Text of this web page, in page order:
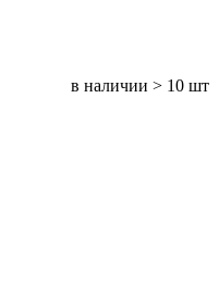
в наличии > 10 шт